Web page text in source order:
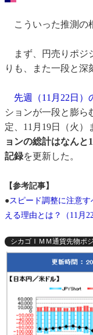
こういった推測の
まず、円売りポジ
りも、また一段と深
先週（11月22日）
ションが一段と膨ら
定、11月19日（火）
ョンの総計はなんと
記録を更新した。
【参考記事】
●スピード調整に注意
える理由とは？（11月
シカゴＩＭＭ通貨先物ポ